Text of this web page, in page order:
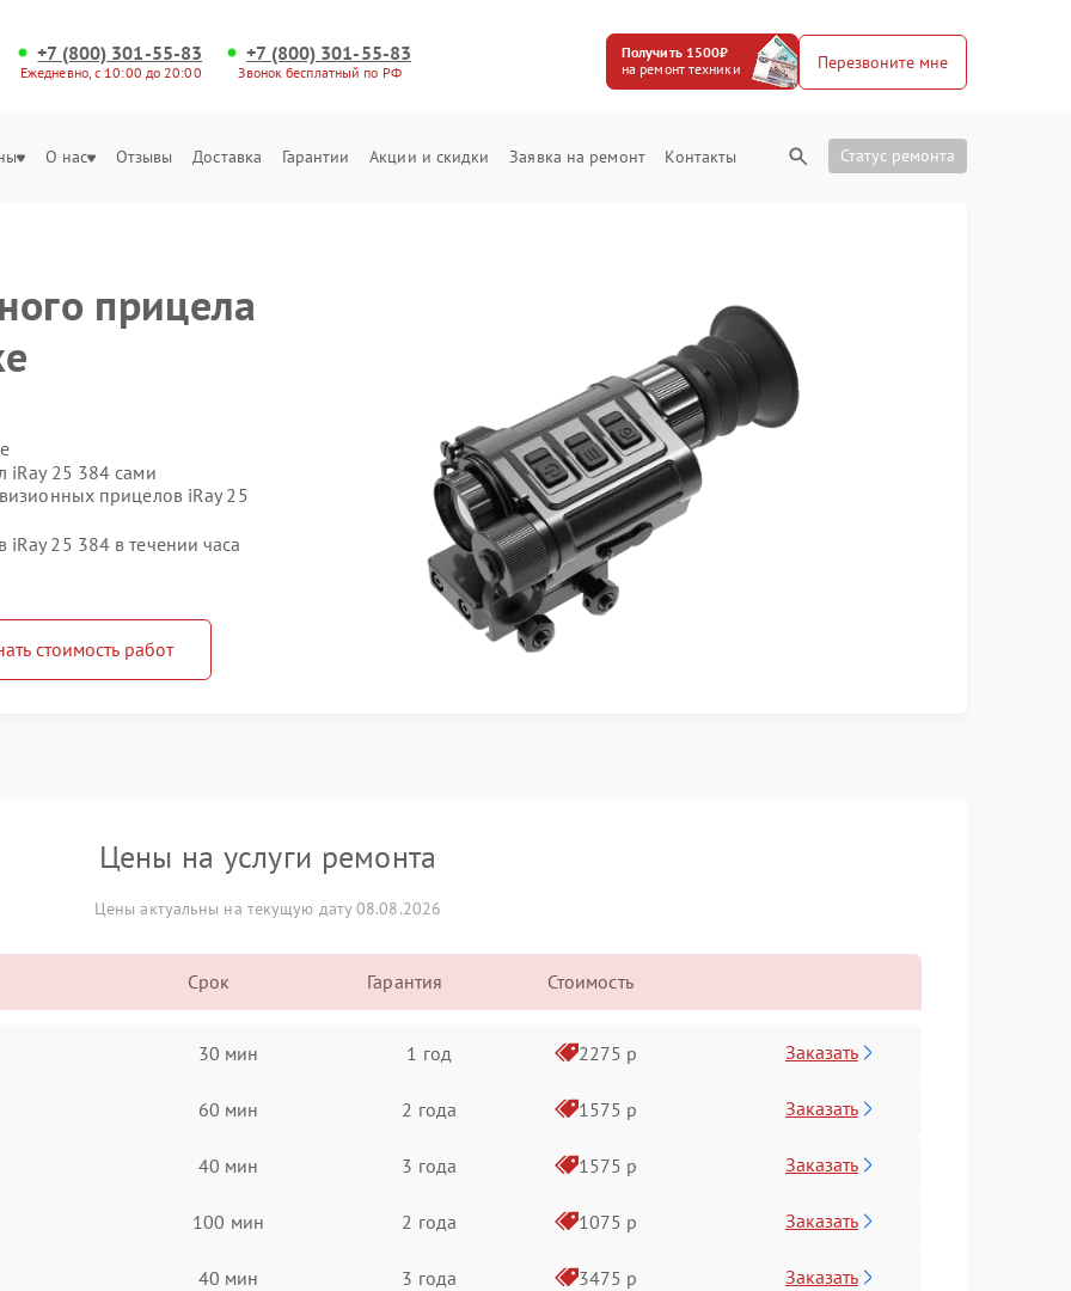
+7 (800) 301-55-83
Ежедневно, с 10:00 до 20:00
+7 (800) 301-55-83
Звонок бесплатный по РФ
Получить 1500₽
на ремонт техники
Перезвоните мне
О нас Отзывы Доставка Гарантии Акции и скидки Заявка на ремонт Контакты Статус ремонта
прицела
iRay 25 384 сами
прицелов iRay 25
25 384 в течении часа
стоимость работ
Цены на услуги ремонта
Цены актуальны на текущую дату 08.08.2026
Срок Гарантия Стоимость
30 мин 1 год 2275 р Заказать
60 мин 2 года 1575 р Заказать
40 мин 3 года 1575 р Заказать
100 мин 2 года 1075 р Заказать
40 мин 3 года 3475 р Заказать